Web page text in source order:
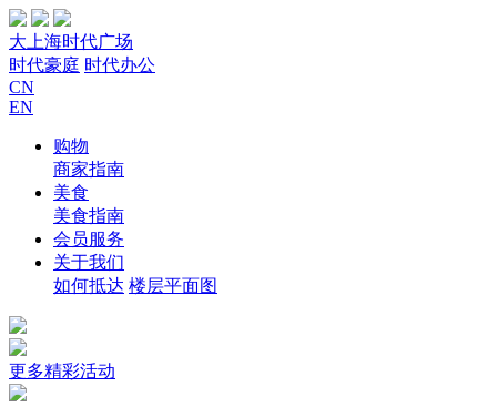
大上海时代广场
时代豪庭 时代办公
CN
EN
购物
商家指南
美食
美食指南
会员服务
关于我们
如何抵达 楼层平面图
更多精彩活动